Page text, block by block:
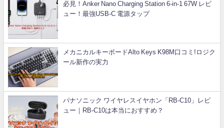
必見！Anker Nano Charging Station 6-in-1 67W レビ
ュー！最強USB-C 電源タップ
メカニカルキーボードAlto Keys K98M口コミ!ロジク
ール新作の実力
パナソニック ワイヤレスイヤホン「RB-C10」レビ
ュー｜RB-C10は本当におすすめ？